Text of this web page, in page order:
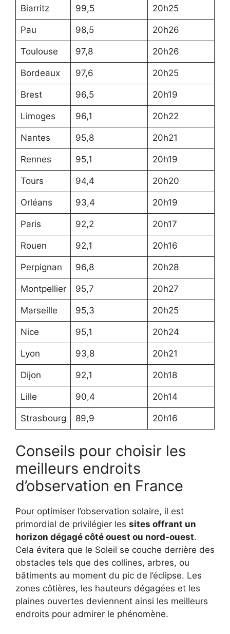
Biarritz 99,5 20h25
Pau 98,5 20h26
Toulouse 97,8 20h26
Bordeaux 97,6 20h25
Brest 96,5 20h19
Limoges 96,1 20h22
Nantes 95,8 20h21
Rennes 95,1 20h19
Tours 94,4 20h20
Orléans 93,4 20h19
Paris 92,2 20h17
Rouen 92,1 20h16
Perpignan 96,8 20h28
Montpellier 95,7 20h27
Marseille 95,3 20h25
Nice 95,1 20h24
Lyon 93,8 20h21
Dijon 92,1 20h18
Lille 90,4 20h14
Strasbourg 89,9 20h16
Conseils pour choisir les
meilleurs endroits
d’observation en France
Pour optimiser l’observation solaire, il est
primordial de privilégier les sites offrant un
horizon dégagé côté ouest ou nord-ouest.
Cela évitera que le Soleil se couche derrière des
obstacles tels que des collines, arbres, ou
bâtiments au moment du pic de l’éclipse. Les
zones côtières, les hauteurs dégagées et les
plaines ouvertes deviennent ainsi les meilleurs
endroits pour admirer le phénomène.